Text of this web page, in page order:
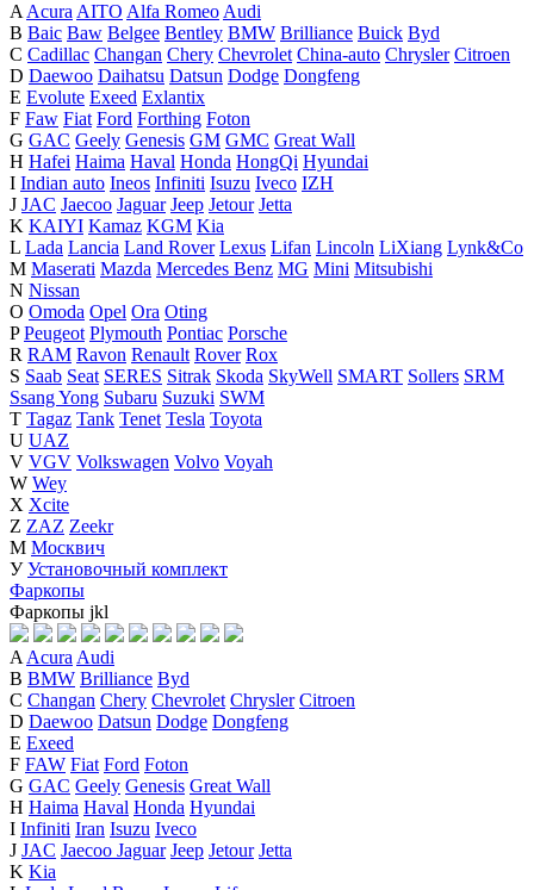
A Acura AITO Alfa Romeo Audi
B Baic Baw Belgee Bentley BMW Brilliance Buick Byd
C Cadillac Changan Chery Chevrolet China-auto Chrysler Citroen
D Daewoo Daihatsu Datsun Dodge Dongfeng
E Evolute Exeed Exlantix
F Faw Fiat Ford Forthing Foton
G GAC Geely Genesis GM GMC Great Wall
H Hafei Haima Haval Honda HongQi Hyundai
I Indian auto Ineos Infiniti Isuzu Iveco IZH
J JAC Jaecoo Jaguar Jeep Jetour Jetta
K KAIYI Kamaz KGM Kia
L Lada Lancia Land Rover Lexus Lifan Lincoln LiXiang Lynk&Co
M Maserati Mazda Mercedes Benz MG Mini Mitsubishi
N Nissan
O Omoda Opel Ora Oting
P Peugeot Plymouth Pontiac Porsche
R RAM Ravon Renault Rover Rox
S Saab Seat SERES Sitrak Skoda SkyWell SMART Sollers SRM
Ssang Yong Subaru Suzuki SWM
T Tagaz Tank Tenet Tesla Toyota
U UAZ
V VGV Volkswagen Volvo Voyah
W Wey
X Xcite
Z ZAZ Zeekr
М Москвич
У Установочный комплект
Фаркопы
Фаркопы jkl
A Acura Audi
B BMW Brilliance Byd
C Changan Chery Chevrolet Chrysler Citroen
D Daewoo Datsun Dodge Dongfeng
E Exeed
F FAW Fiat Ford Foton
G GAC Geely Genesis Great Wall
H Haima Haval Honda Hyundai
I Infiniti Iran Isuzu Iveco
J JAC Jaecoo Jaguar Jeep Jetour Jetta
K Kia